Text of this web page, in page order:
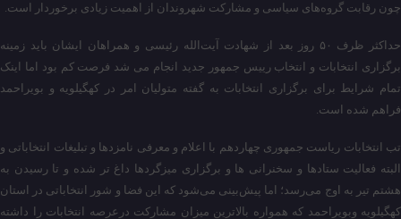
چون رقابت گروه‌های سیاسی و مشارکت شهروندان از اهمیت زیادی برخوردار است.
حداکثر ظرف ۵۰ روز بعد از شهادت آیت‌الله رئیسی و همراهان ایشان باید زمینه
برگزاری انتخابات و انتخاب رییس جمهور جدید انجام می شد فرصت کم بود اما اینک
تمام شرایط برای برگزاری انتخابات به گفته متولیان امر در کهگیلویه و بویراحمد
فراهم شده است.
تب انتخابات ریاست جمهوری چهاردهم با اعلام و معرفی نامزدها و تبلیغات انتخاباتی و
البته فعالیت ستادها و سخنرانی ها و برگزاری میزگردها داغ تر شده و تا رسیدن به
هشتم تیر به اوج می‌رسد؛ اما پیش‌بینی می‌شود که این فضا و شور انتخاباتی در استان
کهگیلویه وبویراحمد که همواره بالاترین میزان مشارکت درعرصه انتخابات را داشته